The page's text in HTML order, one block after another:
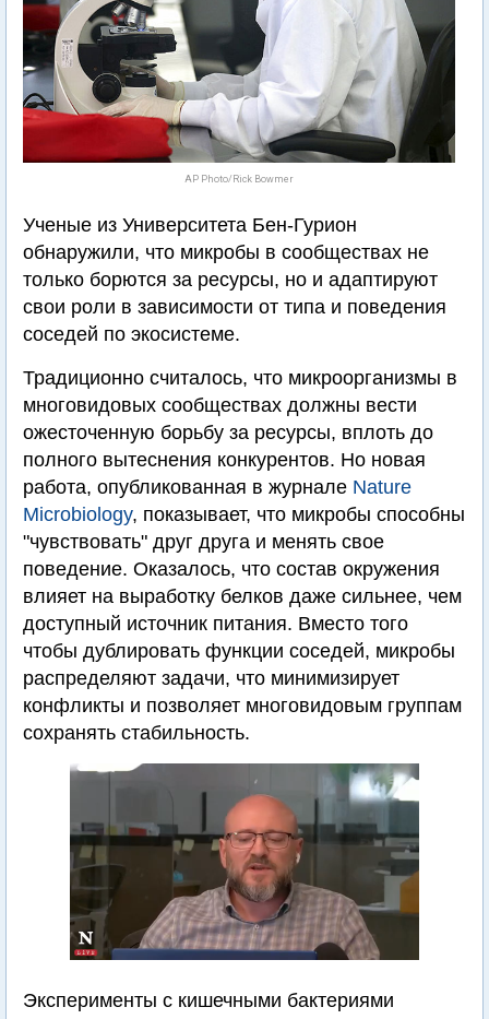
AP Photo/Rick Bowmer
Ученые из Университета Бен-Гурион
обнаружили, что микробы в сообществах не
только борются за ресурсы, но и адаптируют
свои роли в зависимости от типа и поведения
соседей по экосистеме.
Традиционно считалось, что микроорганизмы в
многовидовых сообществах должны вести
ожесточенную борьбу за ресурсы, вплоть до
полного вытеснения конкурентов. Но новая
работа, опубликованная в журнале Nature
Microbiology, показывает, что микробы способны
"чувствовать" друг друга и менять свое
поведение. Оказалось, что состав окружения
влияет на выработку белков даже сильнее, чем
доступный источник питания. Вместо того
чтобы дублировать функции соседей, микробы
распределяют задачи, что минимизирует
конфликты и позволяет многовидовым группам
сохранять стабильность.
Эксперименты с кишечными бактериями